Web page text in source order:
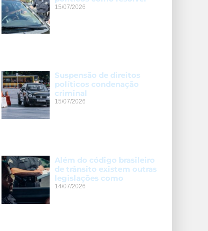
15/07/2026
Suspensão de direitos
políticos condenação
criminal
15/07/2026
Além do código brasileiro
de trânsito existem outras
legislações como
14/07/2026